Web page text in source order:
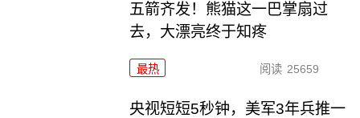
五箭齐发！熊猫这一巴掌扇过
去，大漂亮终于知疼
最热 阅读 25659
央视短短5秒钟，美军3年兵推一